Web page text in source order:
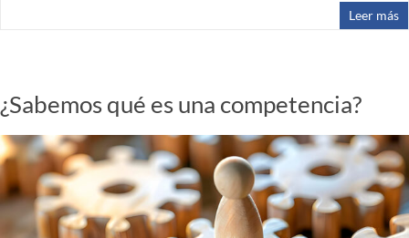
Leer más
¿Sabemos qué es una competencia?